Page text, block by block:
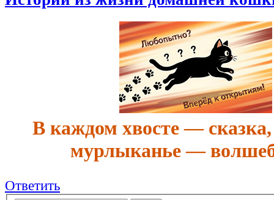
В каждом хвосте —
мурлыканье —
Ответить